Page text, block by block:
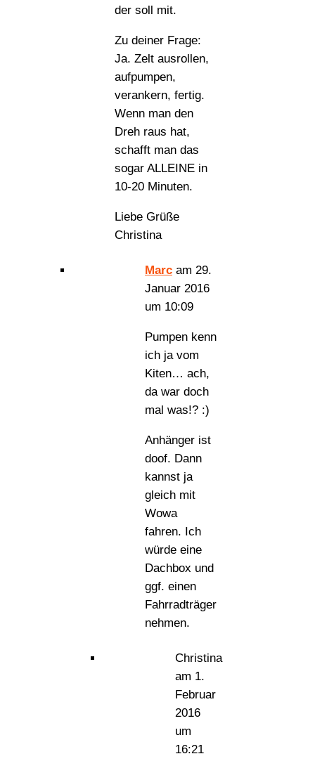
der soll mit.
Zu deiner Frage:
Ja. Zelt ausrollen,
aufpumpen,
verankern, fertig.
Wenn man den
Dreh raus hat,
schafft man das
sogar ALLEINE in
10-20 Minuten.
Liebe Grüße
Christina
Marc am 29.
Januar 2016
um 10:09
Pumpen kenn
ich ja vom
Kiten… ach,
da war doch
mal was!? :)
Anhänger ist
doof. Dann
kannst ja
gleich mit
Wowa
fahren. Ich
würde eine
Dachbox und
ggf. einen
Fahrradträger
nehmen.
Christina
am 1.
Februar
2016
um
16:21